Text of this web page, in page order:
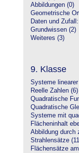
Abbildungen (0)
Geometrische
Daten und
Grundwissen (2)
Weiteres (3)
9. Klasse
Systeme
Reelle Zahlen (6)
Quadratische
Quadratische
Systeme mit
Flächeninhalt
Abbildung durch
Strahlensätze
Flächensätze